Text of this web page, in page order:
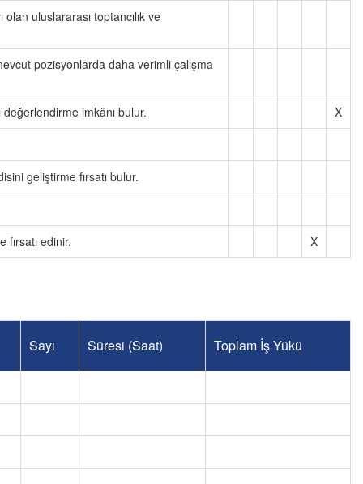
olan uluslararası toptancılık ve
pozisyonlarda daha verimli çalışma
değerlendirme imkânı bulur.
X
geliştirme fırsatı bulur.
edinir. X
Sayı Süresi (Saat) Toplam İş Yükü